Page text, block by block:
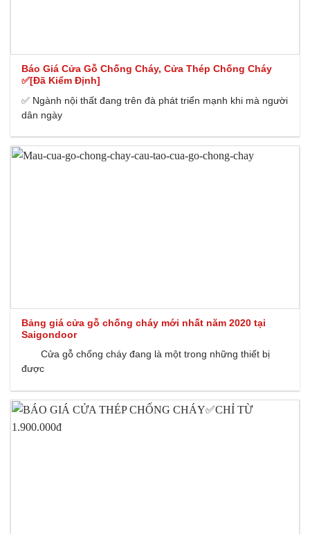
Báo Giá Cửa Gỗ Chống Cháy, Cửa Thép Chống Cháy
✅[Đã Kiểm Định]
✅ Ngành nội thất đang trên đà phát triển mạnh khi mà người
dân ngày
Bảng giá cửa gỗ chống cháy mới nhất năm 2020 tại
Saigondoor
Cửa gỗ chống cháy đang là một trong những thiết bị
được